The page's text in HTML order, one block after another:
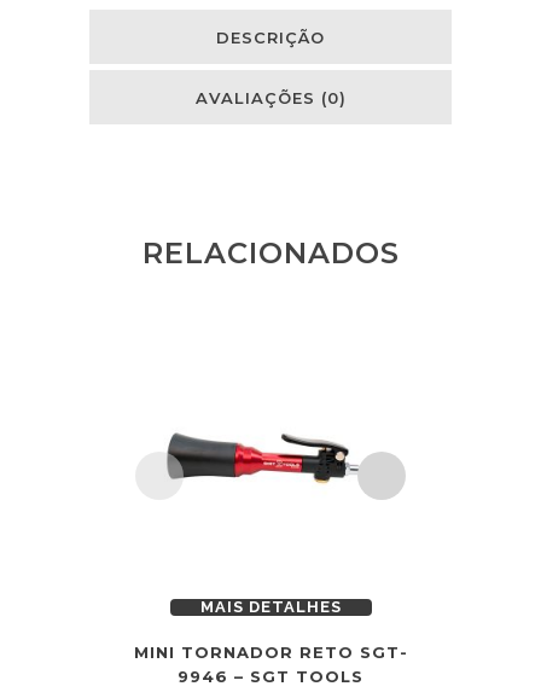
DESCRIÇÃO
AVALIAÇÕES (0)
RELACIONADOS
MAIS DETALHES
MINI TORNADOR RETO SGT-
9946 – SGT TOOLS